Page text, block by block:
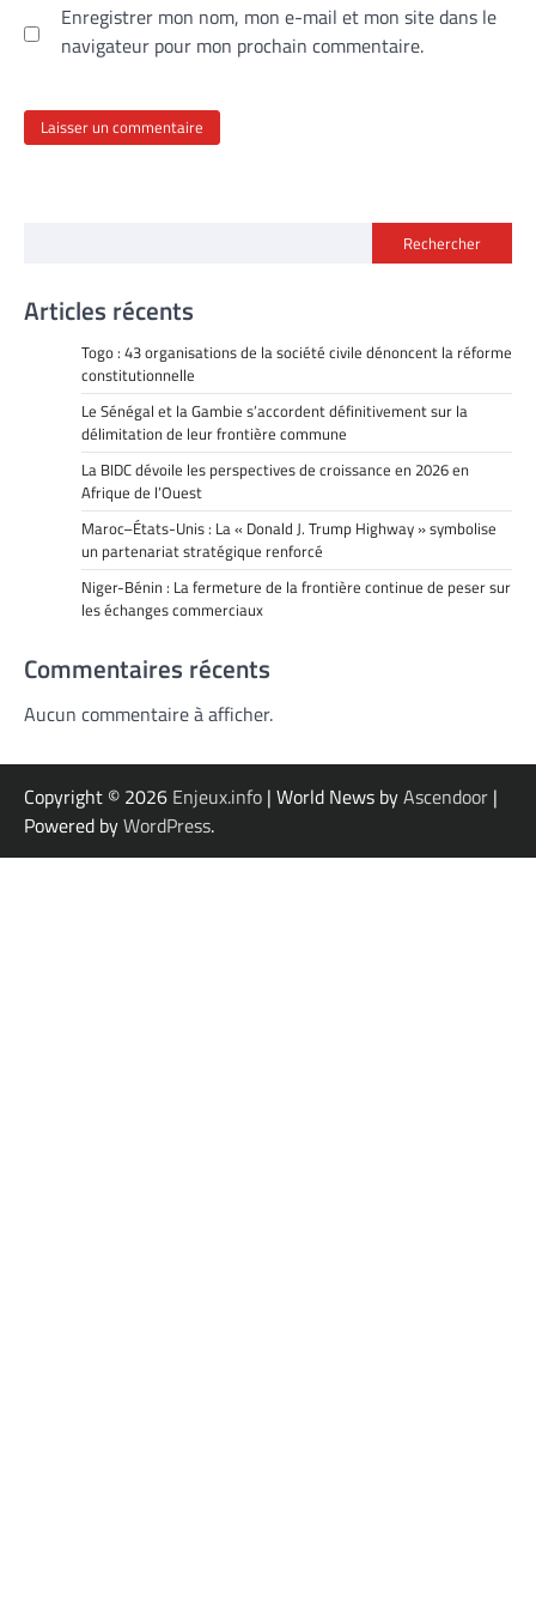
Enregistrer mon nom, mon e-mail et mon site dans le
navigateur pour mon prochain commentaire.
Rechercher
Articles récents
Togo : 43 organisations de la société civile dénoncent la réforme
constitutionnelle
Le Sénégal et la Gambie s’accordent définitivement sur la
délimitation de leur frontière commune
La BIDC dévoile les perspectives de croissance en 2026 en
Afrique de l’Ouest
Maroc–États-Unis : La « Donald J. Trump Highway » symbolise
un partenariat stratégique renforcé
Niger-Bénin : La fermeture de la frontière continue de peser sur
les échanges commerciaux
Commentaires récents
Aucun commentaire à afficher.
Copyright © 2026 Enjeux.info | World News byAscendoor |
Powered byWordPress.